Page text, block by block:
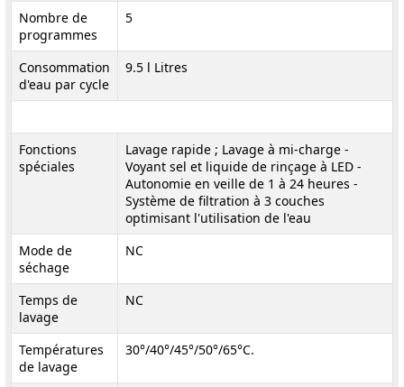
Nombre de
programmes
5
Consommation
d'eau par cycle
9.5 l Litres
Fonctions
spéciales
Lavage rapide ; Lavage à mi-charge -
Voyant sel et liquide de rinçage à LED -
Autonomie en veille de 1 à 24 heures -
Système de filtration à 3 couches
optimisant l'utilisation de l'eau
Mode de
séchage
NC
Temps de
lavage
NC
Températures
de lavage
30°/40°/45°/50°/65°C.